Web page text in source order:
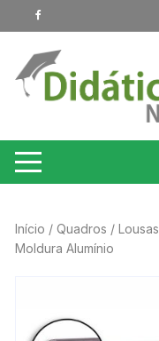
para
conteúdo
Início /Quadros /Lousas
Moldura Alumínio